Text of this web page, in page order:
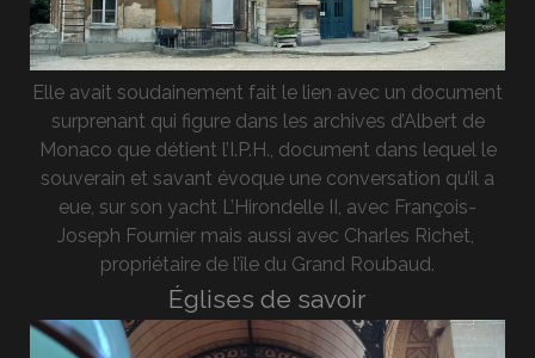
Elle avait soudainement fait le lien avec un document
surprenant qui figure dans les archives d’Albert de
Monaco que détient l’I.P.H., document dans lequel le
souverain et savant évoque une conversation qu’il a
eue, sur son yacht L’Hirondelle II, avec François-
Joseph Fournier mais aussi avec Charles Richet,
propriétaire de l’île du Grand Roubaud.
Églises de savoir